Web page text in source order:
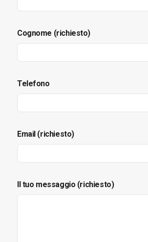
Cognome (richiesto)
Telefono
Email (richiesto)
Il tuo messaggio (richiesto)